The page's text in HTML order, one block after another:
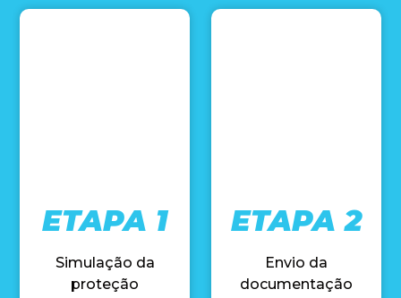
ETAPA 1
Simulação da
proteção
ETAPA 2
Envio da
documentação